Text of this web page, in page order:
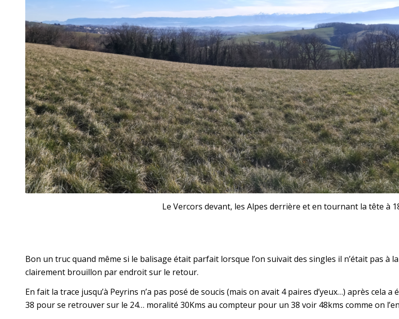
Le Vercors devant, les Alpes derrière et en tournant la tête à
Bon un truc quand même si le balisage était parfait lorsque l’on suivait des singles il n’était pas
clairement brouillon par endroit sur le retour.
En fait la trace jusqu’à Peyrins n’a pas posé de soucis (mais on avait 4 paires d’yeux…) après
38 pour se retrouver sur le 24… moralité 30Kms au compteur pour un 38 voir 48kms comme on